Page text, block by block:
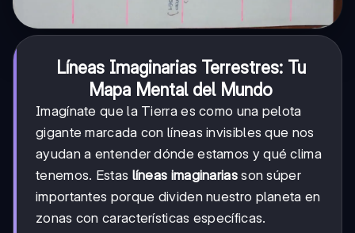
Líneas Imaginarias Terrestres: Tu
Mapa Mental del Mundo
Imagínate que la Tierra es como una pelota
gigante marcada con líneas invisibles que nos
ayudan a entender dónde estamos y qué clima
tenemos. Estas líneas imaginariasson súper
importantes porque dividen nuestro planeta en
zonas con características específicas.